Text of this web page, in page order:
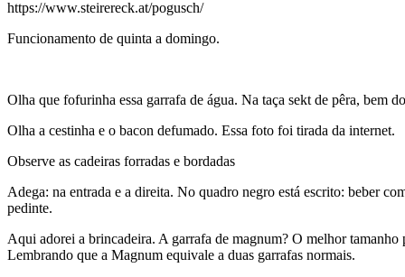
https://www.steirereck.at/pogusch/
Funcionamento de quinta a domingo.
Olha que fofurinha essa garrafa de água. Na taça sekt de pêra, bem
Olha a cestinha e o bacon defumado. Essa foto foi tirada da internet.
Observe as cadeiras forradas e bordadas
Adega: na entrada e a direita. No quadro negro está escrito: beber
pedinte.
Aqui adorei a brincadeira. A garrafa de magnum? O melhor tamanho
Lembrando que a Magnum equivale a duas garrafas normais.